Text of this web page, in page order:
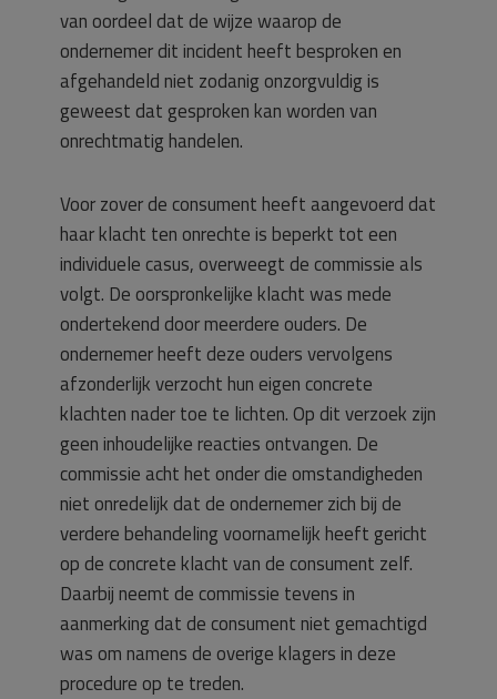
van oordeel dat de wijze waarop de
ondernemer dit incident heeft besproken en
afgehandeld niet zodanig onzorgvuldig is
geweest dat gesproken kan worden van
onrechtmatig handelen.
Voor zover de consument heeft aangevoerd dat
haar klacht ten onrechte is beperkt tot een
individuele casus, overweegt de commissie als
volgt. De oorspronkelijke klacht was mede
ondertekend door meerdere ouders. De
ondernemer heeft deze ouders vervolgens
afzonderlijk verzocht hun eigen concrete
klachten nader toe te lichten. Op dit verzoek zijn
geen inhoudelijke reacties ontvangen. De
commissie acht het onder die omstandigheden
niet onredelijk dat de ondernemer zich bij de
verdere behandeling voornamelijk heeft gericht
op de concrete klacht van de consument zelf.
Daarbij neemt de commissie tevens in
aanmerking dat de consument niet gemachtigd
was om namens de overige klagers in deze
procedure op te treden.